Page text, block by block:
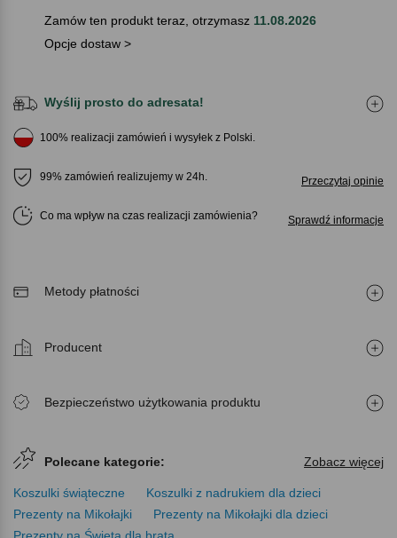
Zamów ten produkt teraz, otrzymasz 11.08.2026
Opcje dostaw >
Wyślij prosto do adresata!
100% realizacji zamówień i wysyłek z Polski.
99% zamówień realizujemy w 24h. Przeczytaj opinie
Co ma wpływ na czas realizacji zamówienia Sprawdź informacje
Metody płatności
Producent
Bezpieczeństwo użytkowania produktu
Polecane kategorie: Zobacz więcej
Koszulki świąteczne
Koszulki z nadrukiem dla dzieci
Prezenty na Mikołajki
Prezenty na Mikołajki dla dzieci